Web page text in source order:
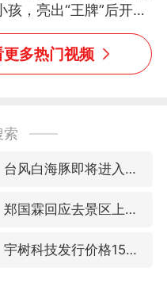
孩，亮出“王牌”后开启
键静音
多热门视频
索
台风白海豚即将进入48小时警戒线
郑国霖回应去景区上班被保安拦下
宇树科技发行价格150.80元/股